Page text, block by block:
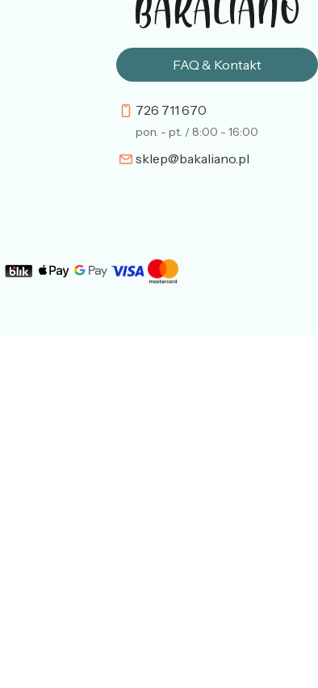
FAQ & Kontakt
726 711 670
pon. - pt. / 8:00 - 16:00
sklep@bakaliano.pl